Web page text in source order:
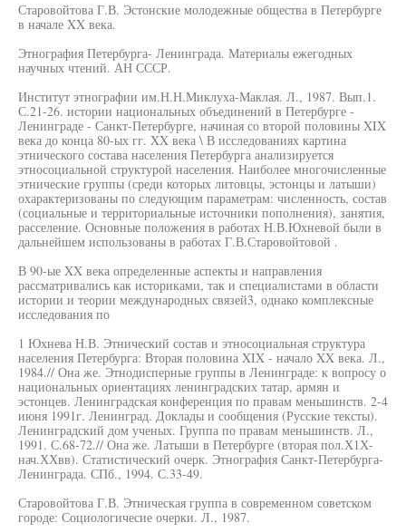
Старовойтова Г.В. Эстонские молодежные общества в Петербурге
в начале XX века.
Этнография Петербурга- Ленинграда. Материалы ежегодных
научных чтений. АН СССР.
Институт этнографии им.Н.Н.Миклуха-Маклая. Л., 1987. Вып.1.
С.21-26. истории национальных объединений в Петербурге -
Ленинграде - Санкт-Петербурге, начиная со второй половины XIX
века до конца 80-ых гг. XX века \ В исследованиях картина
этнического состава населения Петербурга анализируется
этносоциальной структурой населения. Наиболее многочисленные
этнические группы (среди которых литовцы, эстонцы и латыши)
охарактеризованы по следующим параметрам: численность, состав
(социальные и территориальные источники пополнения), занятия,
расселение. Основные положения в работах Н.В.Юхневой были в
дальнейшем использованы в работах Г.В.Старовойтовой .
В 90-ые XX века определенные аспекты и направления
рассматривались как историками, так и специалистами в области
истории и теории международных связей3, однако комплексные
исследования по
1 Юхнева Н.В. Этнический состав и этносоциальная структура
населения Петербурга: Вторая половина XIX - начало XX века. Л.,
1984.// Она же. Этнодисперные группы в Ленинграде: к вопросу о
национальных ориентациях ленинградских татар, армян и
эстонцев. Ленинградская конференция по правам меньшинств. 2-4
июня 1991г. Ленинград. Доклады и сообщения (Русские тексты).
Ленинградский дом ученых. Группа по правам меньшинств. Л.,
1991. С.68-72.// Она же. Латыши в Петербурге (вторая пол.Х1Х-
нач.ХХвв). Статистический очерк. Этнография Санкт-Петербурга-
Ленинграда. СПб., 1994. С.33-49.
Старовойтова Г.В. Этническая группа в современном советском
городе: Социологичесие очерки. Л., 1987.